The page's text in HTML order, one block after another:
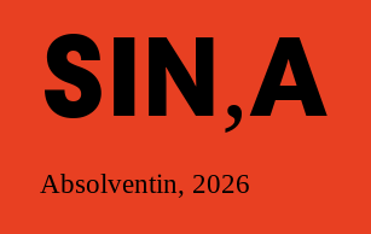
SIN A
Absolventin, 2026